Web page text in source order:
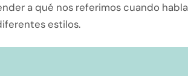
a qué nos referimos cuando
estilos.